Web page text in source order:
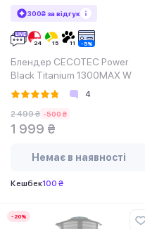
300₴ за відгук
Блендер CECOTEC Power
Black Titanium 1300MAX W
4
2 499 ₴ -500 ₴
1 999 ₴
Немає в наявності
Кешбек100 ₴
-20%